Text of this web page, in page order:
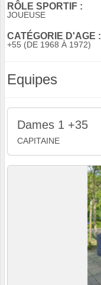
RÔLE SPORTIF :
JOUEUSE
CATÉGORIE D'AGE :
+55 (DE 1968 À 1972)
Equipes
Dames 1 +35
CAPITAINE